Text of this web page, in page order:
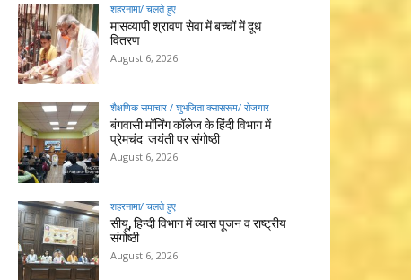
शहरनामा/ चलते हुए
मासव्यापी श्रावण सेवा में बच्चों में दूध
वितरण
August 6, 2026
शैक्षणिक समाचार / शुभजिता क्सासरूम/ रोजगार
बंगवासी मॉर्निंग कॉलेज के हिंदी विभाग में
प्रेमचंद जयंती पर संगोष्ठी
August 6, 2026
शहरनामा/ चलते हुए
सीयू, हिन्दी विभाग में व्यास पूजन व राष्ट्रीय
संगोष्ठी
August 6, 2026